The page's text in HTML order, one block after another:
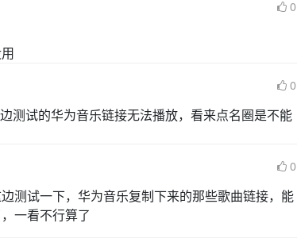
0
0
测试的华为音乐链接无法播放，看来点名圈是不能
0
测试一下，华为音乐复制下来的那些歌曲链接，能
一看不行算了